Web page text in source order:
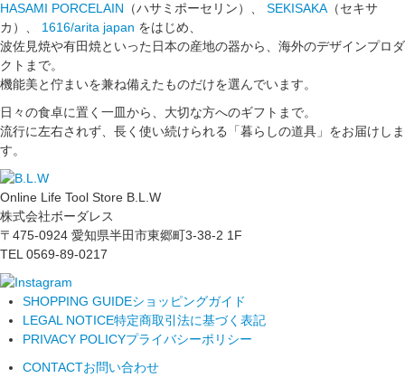
HASAMI PORCELAIN （ハサミポーセリン）、 SEKISAKA（セキサ
カ）、 1616/arita japan をはじめ、
波佐見焼や有田焼といった日本の産地の器から、海外のデザインプロダ
クトまで。
機能美と佇まいを兼ね備えたものだけを選んでいます。
日々の食卓に置く一皿から、大切な方へのギフトまで。
流行に左右されず、長く使い続けられる「暮らしの道具」をお届けしま
す。
Online Life Tool Store B.L.W
株式会社ボーダレス
〒475-0924 愛知県半田市東郷町3-38-2 1F
TEL 0569-89-0217
SHOPPING GUIDEショッピングガイド
LEGAL NOTICE特定商取引法に基づく表記
PRIVACY POLICYプライバシーポリシー
CONTACTお問い合わせ